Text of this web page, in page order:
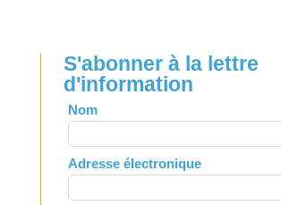
S'abonner à la lettre
d'information
Leave
this
field
blank
Nom
Adresse électronique